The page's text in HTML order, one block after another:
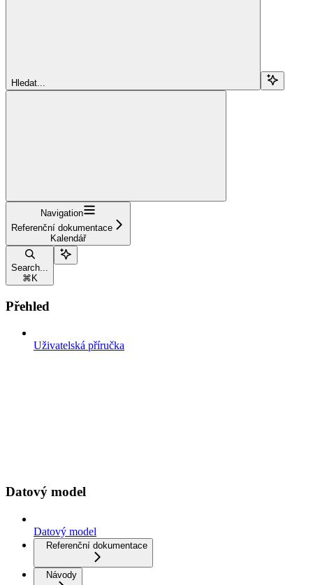
Hledat...
Navigation
Referenční dokumentace
Kalendář
Search...
⌘ K
Přehled
Uživatelská příručka
Datový model
Datový model
Referenční dokumentace
Návody